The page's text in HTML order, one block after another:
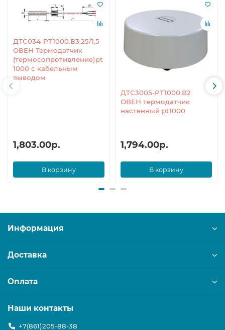
ДТС034-РТ1000.В3.25/1,5
ОВЕН Термодатчик
(термосопротивление)pt
1000 с кабельным
выводом
1,803.00р.
В корзину
ДТС3005-РТ1000.В2
ОВЕН термодатчик
настенный pt1000
1,794.00р.
В корзину
Информация
Доставка
Оплата
Наши контакты
+7(861)205-88-38